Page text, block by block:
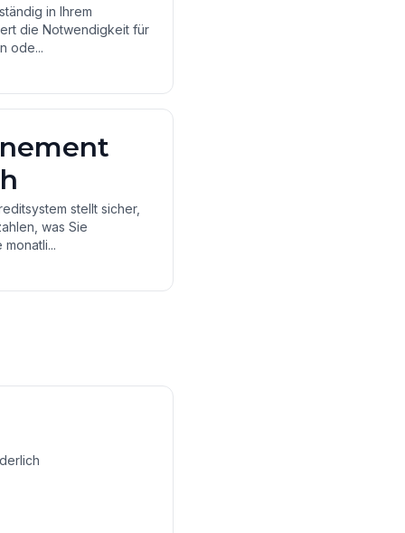
in Ihrem
die Notwendigkeit für
ode...
stellt sicher,
was Sie